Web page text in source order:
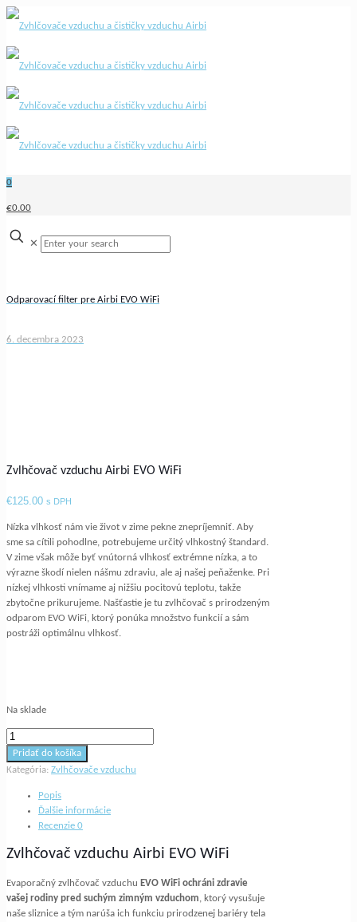
0
€0.00
✕
Odparovací filter pre Airbi EVO WiFi
6. decembra 2023
Zvlhčovač vzduchu Airbi EVO WiFi
€125.00 s DPH
Nízka vlhkosť nám vie život v zime pekne znepríjemniť. Aby
sme sa cítili pohodlne, potrebujeme určitý vlhkostný štandard.
V zime však môže byť vnútorná vlhkosť extrémne nízka, a to
výrazne škodí nielen nášmu zdraviu, ale aj našej peňaženke. Pri
nízkej vlhkosti vnímame aj nižšiu pocitovú teplotu, takže
zbytočne prikurujeme. Našťastie je tu zvlhčovač s prirodzeným
odparom EVO WiFi, ktorý ponúka množstvo funkcií a sám
postráži optimálnu vlhkosť.
Na sklade
množstvo
Zvlhčovač
vzduchu
Pridať do košíka
Kategória: Zvlhčovače vzduchu
Popis
Ďalšie informácie
Recenzie 0
Zvlhčovač vzduchu Airbi EVO WiFi
Evaporačný zvlhčovač vzduchu EVO WiFi ochráni zdravie
vašej rodiny pred suchým zimným vzduchom, ktorý vysušuje
naše sliznice a tým narúša ich funkciu prirodzenej bariéry tela